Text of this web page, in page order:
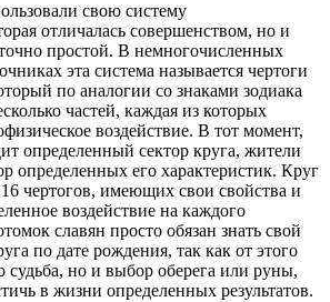
свою систему
отличалась совершенством, но и
простой. В немногочисленных
эта система называется чертоги
по аналогии со знаками зодиака
частей, каждая из которых
воздействие. В тот момент,
определенный сектор круга, жители
определенных его характеристик. Круг
чертогов, имеющих свои свойства и
воздействие на каждого
славян просто обязан знать свой
по дате рождения, так как от этого
судьба, но и выбор оберега или руны,
в жизни определенных результатов.